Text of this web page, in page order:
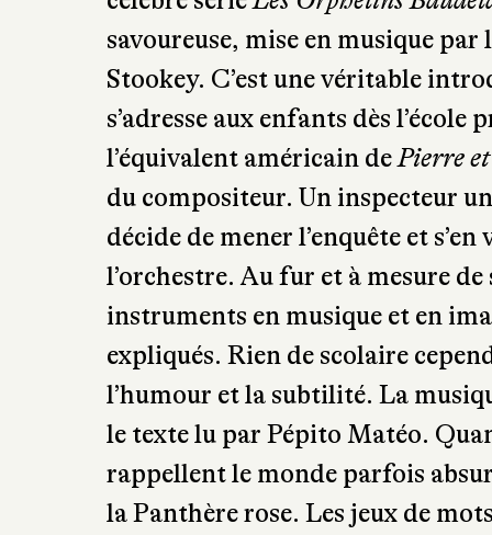
célèbre sérieLes Orphelins
savoureuse, mise en musique
Stookey. C’est une véritable
s’adresse aux enfants dès
l’équivalent américain dePierre
du compositeur. Un inspecteur
décide de mener l’enquête et
l’orchestre. Au fur et à mesure
instruments en musique et en
expliqués. Rien de scolaire
l’humour et la subtilité. La
le texte lu par Pépito Matéo.
rappellent le monde parfois